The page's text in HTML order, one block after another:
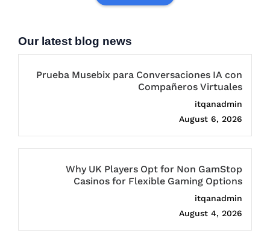
Our latest blog news
Prueba Musebix para Conversaciones IA con
Compañeros Virtuales
itqanadmin
August 6, 2026
Why UK Players Opt for Non GamStop
Casinos for Flexible Gaming Options
itqanadmin
August 4, 2026